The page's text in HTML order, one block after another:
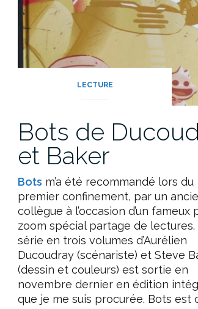
LECTURE
Bots de
et Baker
Bots m’a été recommandé lors du
premier confinement, par un
collègue à l’occasion d’un fameux
zoom spécial partage de lectures.
série en trois volumes d’Aurélien
Ducoudray (scénariste) et Steve
(dessin et couleurs) est sortie en
novembre dernier en édition
que je me suis procurée. Bots est